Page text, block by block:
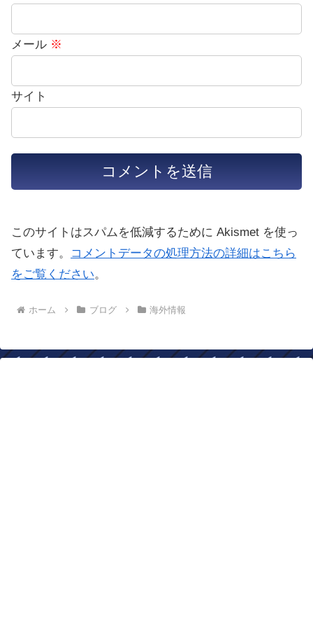
メール ※
サイト
このサイトはスパムを低減するために Akismet を使っ
ています。
コメントデータの処理方法の詳細はこちら
をご覧ください。
ホーム ブログ 海外情報